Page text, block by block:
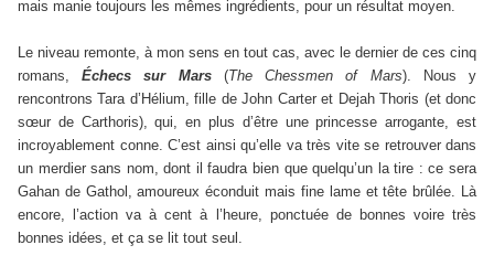
mais manie toujours les mêmes ingrédients, pour un résultat moyen.
Le niveau remonte, à mon sens en tout cas, avec le dernier de ces cinq
romans,Échecs sur Mars(The Chessmen of Mars). Nous y
rencontrons Tara d’Hélium, fille de John Carter et Dejah Thoris (et donc
sœur de Carthoris), qui, en plus d’être une princesse arrogante, est
incroyablement conne. C’est ainsi qu’elle va très vite se retrouver dans
un merdier sans nom, dont il faudra bien que quelqu’un la tire : ce sera
Gahan de Gathol, amoureux éconduit mais fine lame et tête brûlée. Là
encore, l’action va à cent à l’heure, ponctuée de bonnes voire très
bonnes idées, et ça se lit tout seul.